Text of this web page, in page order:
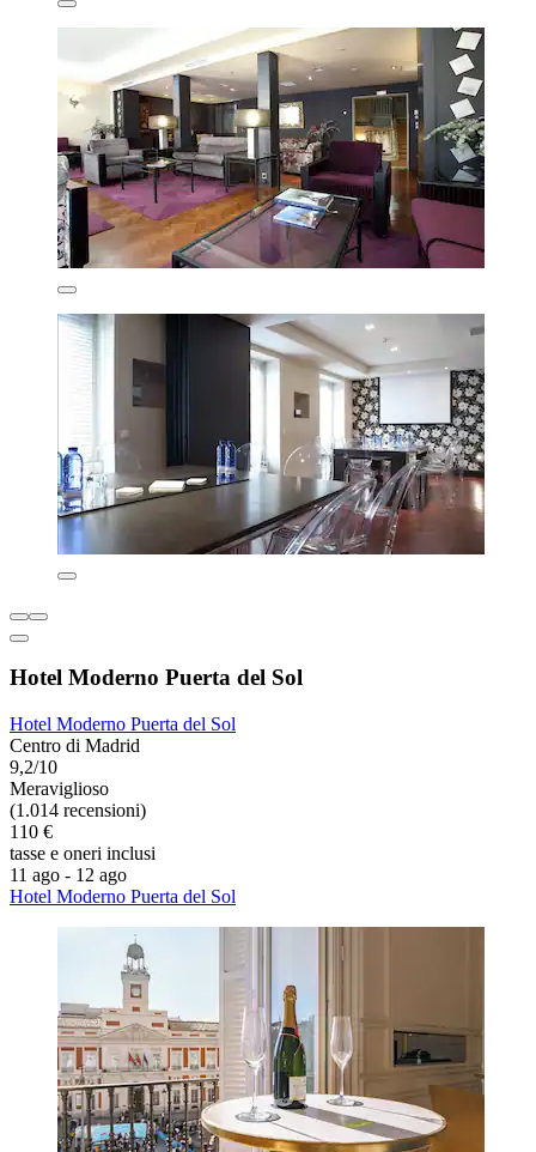
Hotel Moderno Puerta del Sol
Hotel Moderno Puerta del Sol
Centro di Madrid
9,2/10
Meraviglioso
(1.014 recensioni)
110 €
tasse e oneri inclusi
11 ago - 12 ago
Hotel Moderno Puerta del Sol